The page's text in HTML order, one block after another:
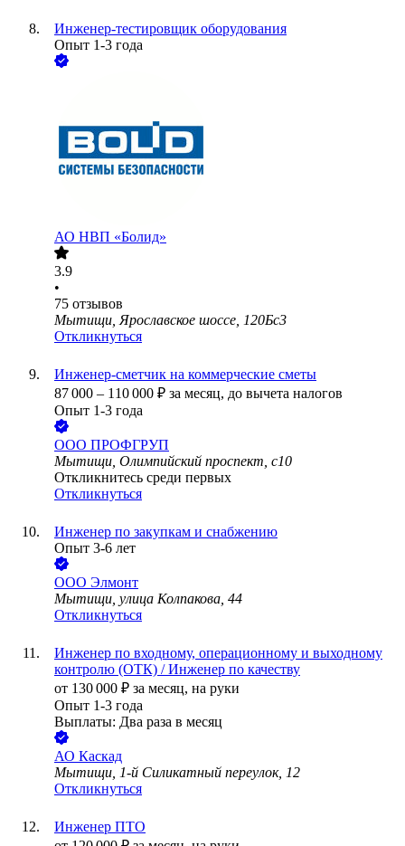
Инженер-тестировщик оборудования
Опыт 1-3 года
АО НВП «Болид»
3.9
•
75 отзывов
Мытищи, Ярославское шоссе, 120Бс3
Откликнуться
Инженер-сметчик на коммерческие сметы
87 000 – 110 000 ₽ за месяц, до вычета налогов
Опыт 1-3 года
ООО ПРОФГРУП
Мытищи, Олимпийский проспект, с10
Откликнитесь среди первых
Откликнуться
Инженер по закупкам и снабжению
Опыт 3-6 лет
ООО Элмонт
Мытищи, улица Колпакова, 44
Откликнуться
Инженер по входному, операционному и выходному
контролю (ОТК) / Инженер по качеству
от 130 000 ₽ за месяц, на руки
Опыт 1-3 года
Выплаты: Два раза в месяц
АО Каскад
Мытищи, 1-й Силикатный переулок, 12
Откликнуться
Инженер ПТО